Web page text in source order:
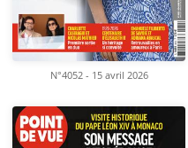
N°4052 - 15 avril 2026